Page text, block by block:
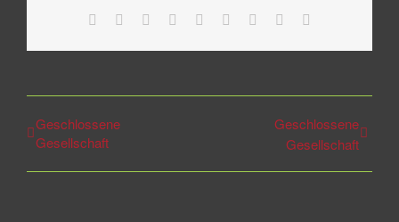
Facebook
TwitterReddit LinkedInWhatsApp
TumblrPinterest
Geschlossene
Gesellschaft
Geschlossene
Gesellschaft